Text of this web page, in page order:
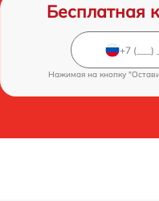
Бесплатная
Нажимая на кнопку